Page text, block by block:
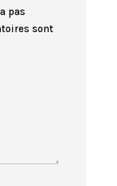
pas
sont